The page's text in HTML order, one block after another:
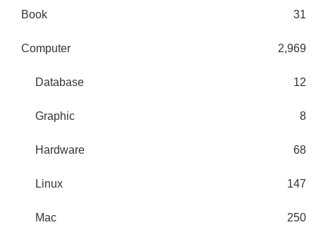
Book 31
Computer 2,969
Database 12
Graphic 8
Hardware 68
Linux 147
Mac 250